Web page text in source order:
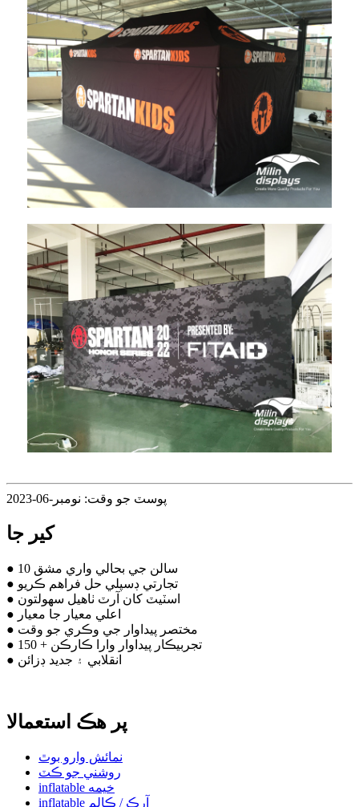
پوسٽ جو وقت: نومبر-06-2023
کير جا
● 10 سالن جي بحالي واري مشق
● تجارتي ڊسپلي حل فراهم ڪريو
● اسٽيٽ کان آرٽ ٺاهيل سهولتون
● اعلي معيار جا معيار
● مختصر پيداوار جي وڪري جو وقت
● 150 + تجربيڪار پيداوار وارا ڪارڪن
● انقلابي ۽ جديد ڊزائن
پر هڪ استعمالا
نمائش وارو بوٿ
روشني جو ڪٽ
inflatable خيمه
inflatable آرڪ / ڪالم